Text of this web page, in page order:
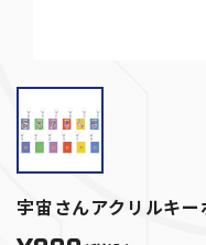
宇宙さんアクリルキー